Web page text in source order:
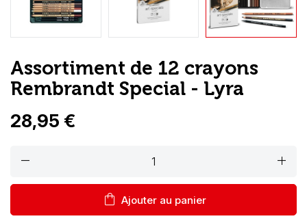
Assortiment de 12 crayons
Rembrandt Special - Lyra
28,95 €
remove add
shopping_bag Ajouter au panier